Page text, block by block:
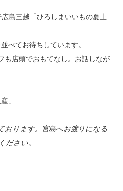
島三越「ひろしまいいもの夏土
べてお待ちしています。
も店頭でおもてなし。お話しなが
」
おります。宮島へお渡りになる
ださい。